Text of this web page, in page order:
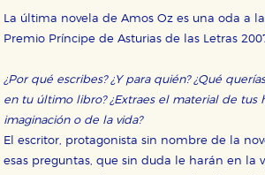
La última novela de Amos Oz es una oda a
Premio Príncipe de Asturias de las Letras
¿Por qué escribes? ¿Y para quién? ¿Qué
en tu último libro? ¿Extraes el material de tus
imaginación o de la vida?
El escritor, protagonista sin nombre de la
esas preguntas, que sin duda le harán en la